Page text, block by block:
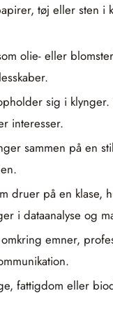
tøj eller sten
olie- eller
sig i
interesser.
sammen på en
på en klase,
i dataanalyse og
emner,
fattigdom eller